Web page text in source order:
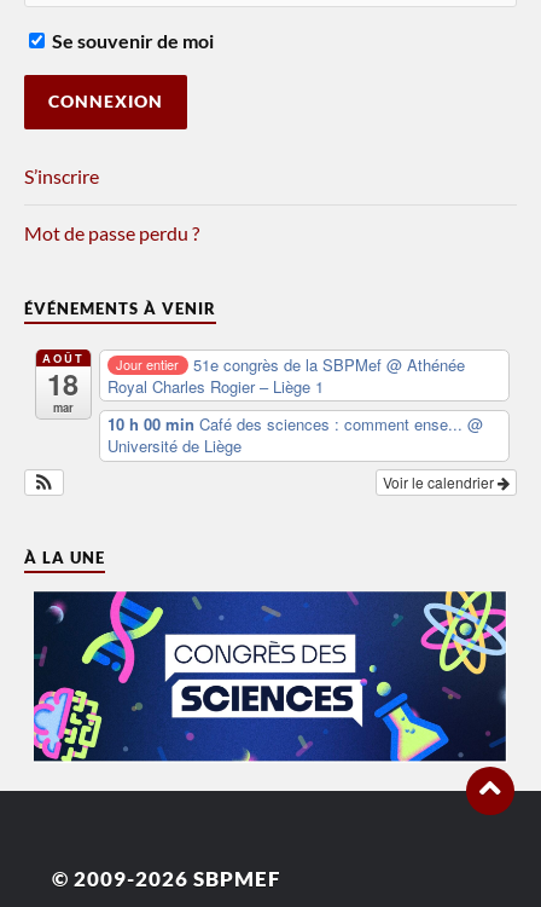
Se souvenir de moi
S’inscrire
Mot de passe perdu ?
ÉVÉNEMENTS À VENIR
AOÛT
18
mar
Jour entier 51e congrès de la SBPMef@ Athénée
Royal Charles Rogier – Liège 1
10 h 00 min Café des sciences : comment ense... @
Université de Liège
Voir le calendrier
À LA UNE
© 2009-2026 SBPMEF